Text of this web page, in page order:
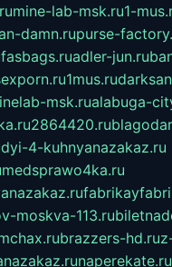
mine-lab-msk.ru1-
damn.rupurse-
fasbags.ruadler-jun.ru
1mus.ru
msk.rualabuga-
2864420.ru
4-kuhnyanazakaz.ru
medsprawo4ka.ru
moskva-113.ru
brazzers-hd.ru
naperekate.ru